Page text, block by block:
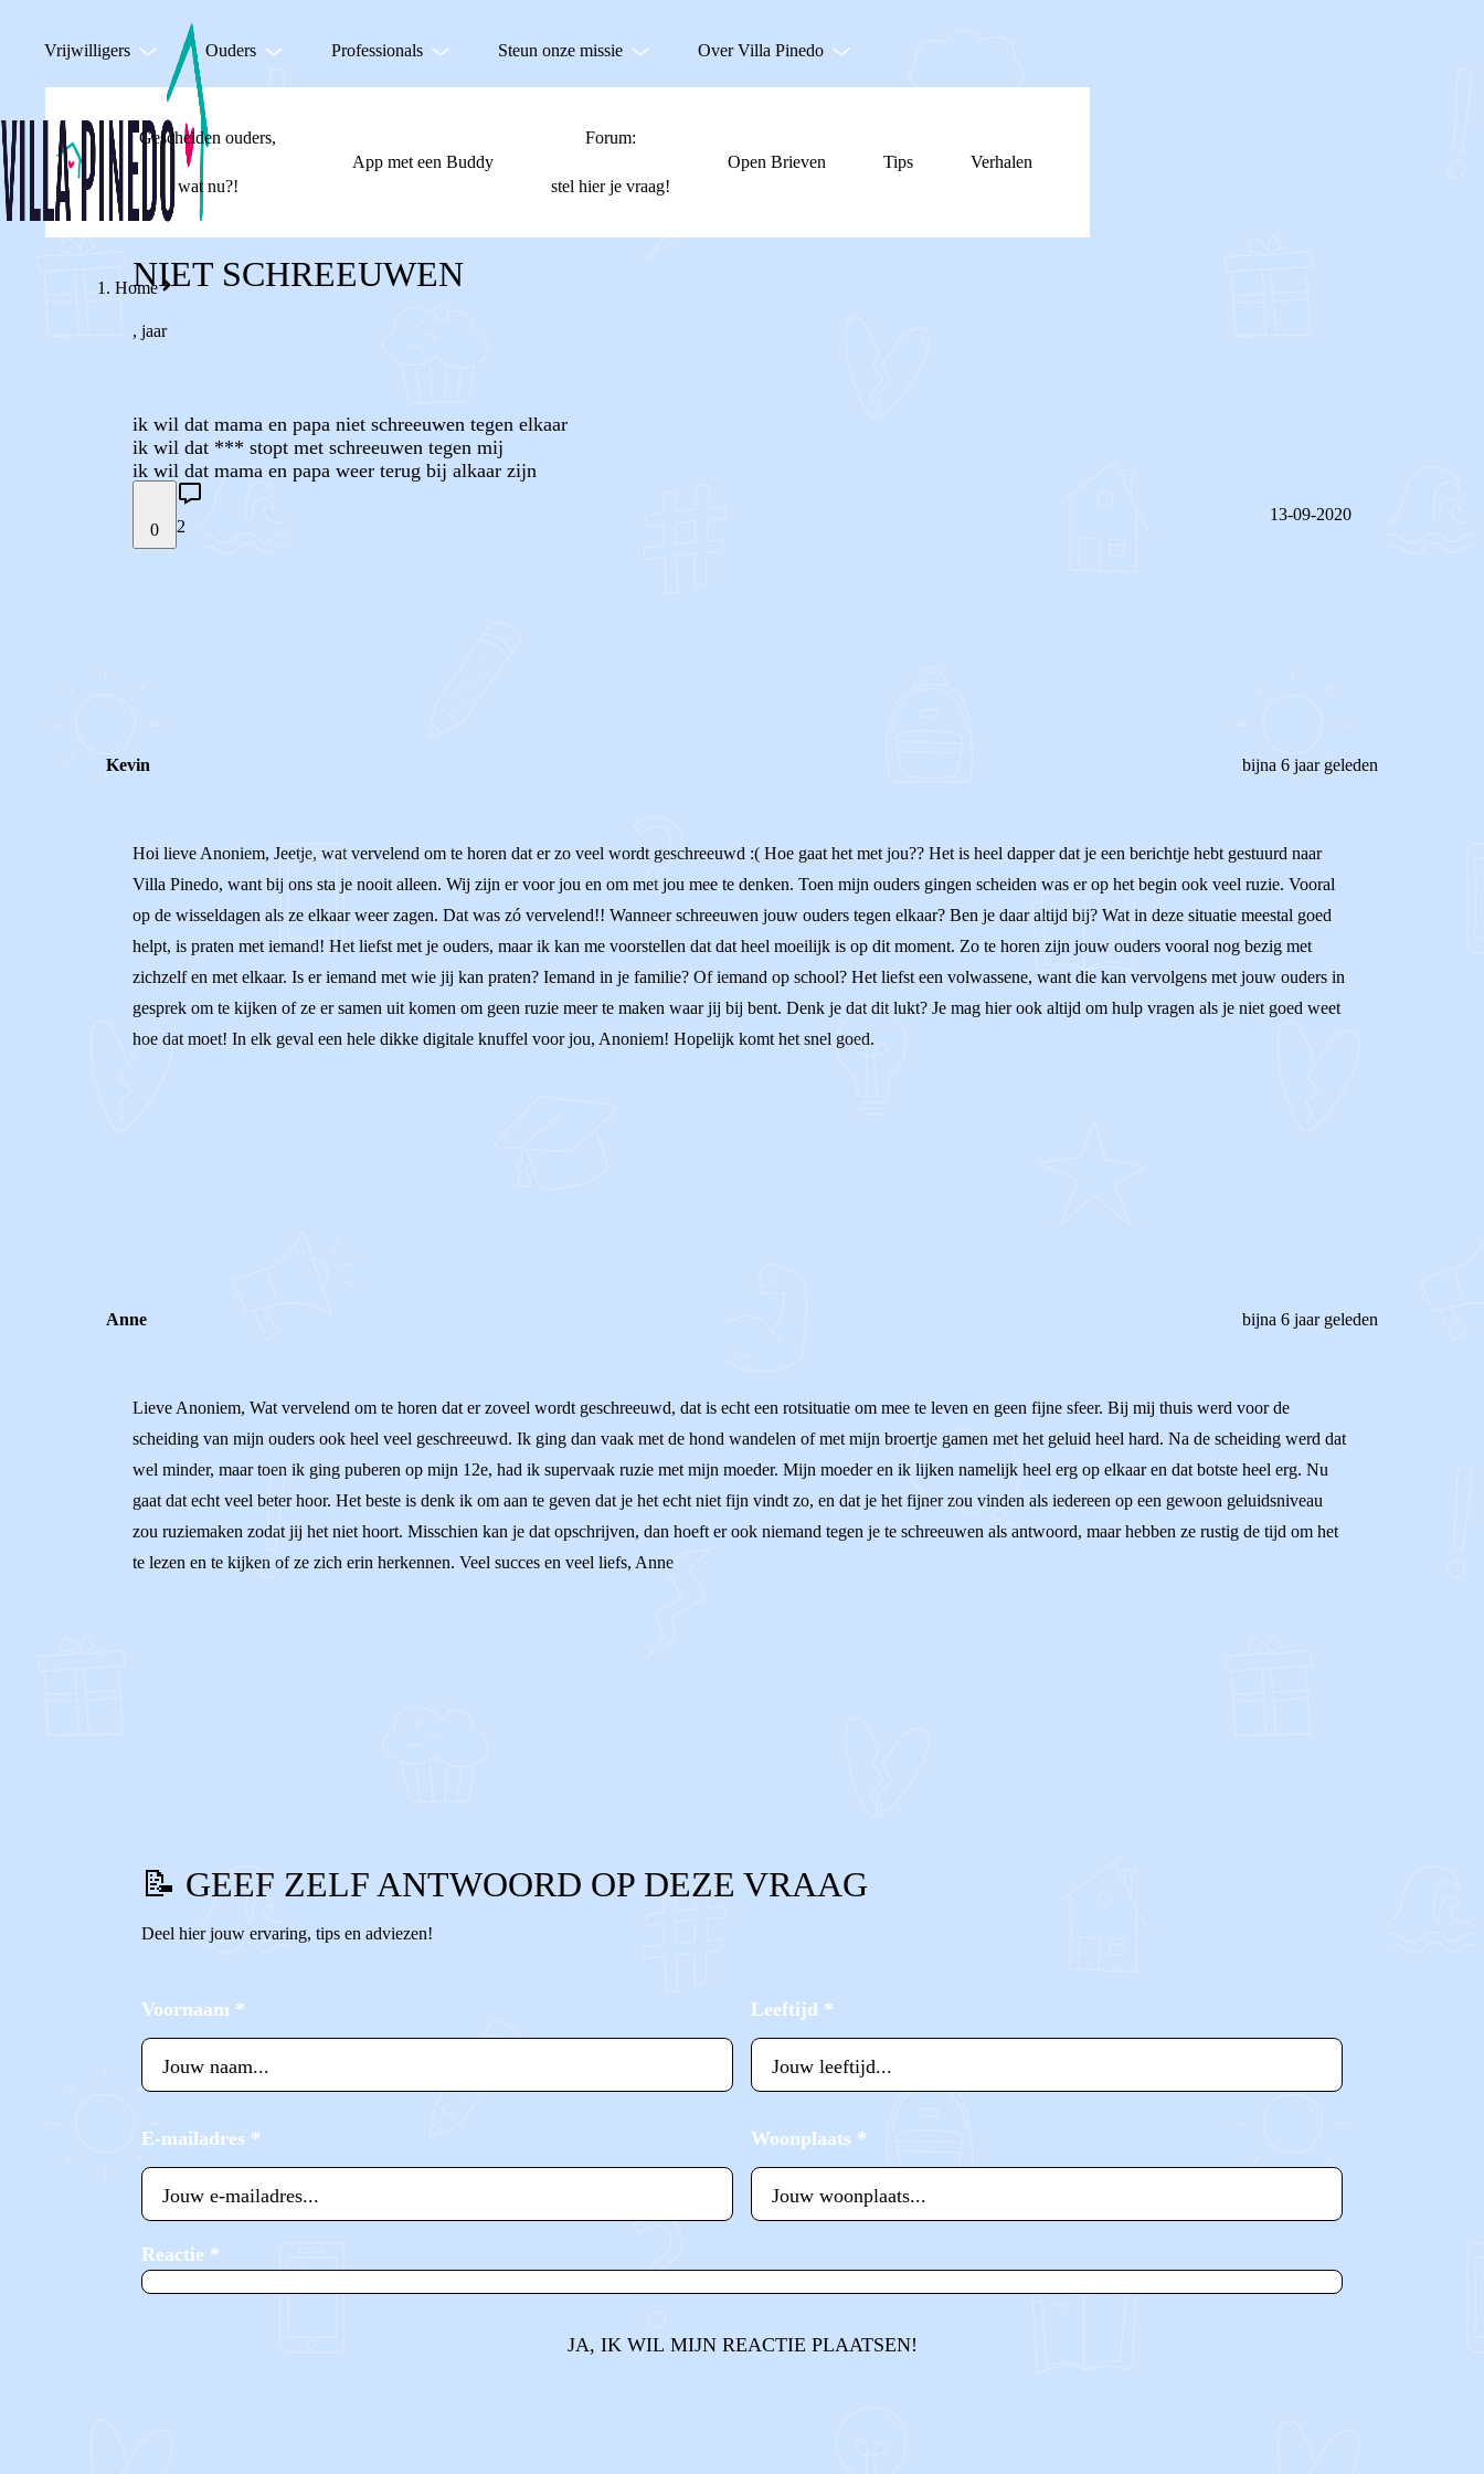
Vrijwilligers Ouders Professionals Steun onze missie Over Villa Pinedo
Gescheiden ouders,
wat nu?!
App met een Buddy
Forum:
stel hier je vraag!
Open Brieven Tips Verhalen
Home
NIET SCHREEUWEN
, jaar
ik wil dat mama en papa niet schreeuwen tegen elkaar
ik wil dat *** stopt met schreeuwen tegen mij
ik wil dat mama en papa weer terug bij alkaar zijn
0 2
13-09-2020
Kevin bijna 6 jaar geleden
Hoi lieve Anoniem, Jeetje, wat vervelend om te horen dat er zo veel wordt geschreeuwd :( Hoe gaat het met jou?? Het is heel dapper dat je een berichtje hebt gestuurd naar
Villa Pinedo, want bij ons sta je nooit alleen. Wij zijn er voor jou en om met jou mee te denken. Toen mijn ouders gingen scheiden was er op het begin ook veel ruzie. Vooral
op de wisseldagen als ze elkaar weer zagen. Dat was zó vervelend!! Wanneer schreeuwen jouw ouders tegen elkaar? Ben je daar altijd bij? Wat in deze situatie meestal goed
helpt, is praten met iemand! Het liefst met je ouders, maar ik kan me voorstellen dat dat heel moeilijk is op dit moment. Zo te horen zijn jouw ouders vooral nog bezig met
zichzelf en met elkaar. Is er iemand met wie jij kan praten? Iemand in je familie? Of iemand op school? Het liefst een volwassene, want die kan vervolgens met jouw ouders in
gesprek om te kijken of ze er samen uit komen om geen ruzie meer te maken waar jij bij bent. Denk je dat dit lukt? Je mag hier ook altijd om hulp vragen als je niet goed weet
hoe dat moet! In elk geval een hele dikke digitale knuffel voor jou, Anoniem! Hopelijk komt het snel goed.
Anne bijna 6 jaar geleden
Lieve Anoniem, Wat vervelend om te horen dat er zoveel wordt geschreeuwd, dat is echt een rotsituatie om mee te leven en geen fijne sfeer. Bij mij thuis werd voor de
scheiding van mijn ouders ook heel veel geschreeuwd. Ik ging dan vaak met de hond wandelen of met mijn broertje gamen met het geluid heel hard. Na de scheiding werd dat
wel minder, maar toen ik ging puberen op mijn 12e, had ik supervaak ruzie met mijn moeder. Mijn moeder en ik lijken namelijk heel erg op elkaar en dat botste heel erg. Nu
gaat dat echt veel beter hoor. Het beste is denk ik om aan te geven dat je het echt niet fijn vindt zo, en dat je het fijner zou vinden als iedereen op een gewoon geluidsniveau
zou ruziemaken zodat jij het niet hoort. Misschien kan je dat opschrijven, dan hoeft er ook niemand tegen je te schreeuwen als antwoord, maar hebben ze rustig de tijd om het
te lezen en te kijken of ze zich erin herkennen. Veel succes en veel liefs, Anne
📝 GEEF ZELF ANTWOORD OP DEZE VRAAG
Deel hier jouw ervaring, tips en adviezen!
Voornaam * Leeftijd *
E-mailadres * Woonplaats *
Reactie *
JA, IK WIL MIJN REACTIE PLAATSEN!